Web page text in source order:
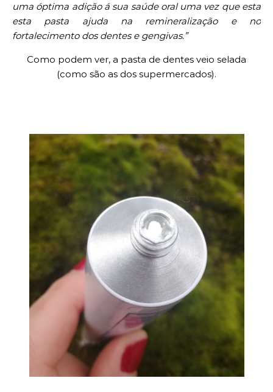
uma óptima adição á sua saúde oral uma vez que esta
esta pasta ajuda na remineralização e no
fortalecimento dos dentes e gengivas.”
Como podem ver, a pasta de dentes veio selada
(como são as dos supermercados).